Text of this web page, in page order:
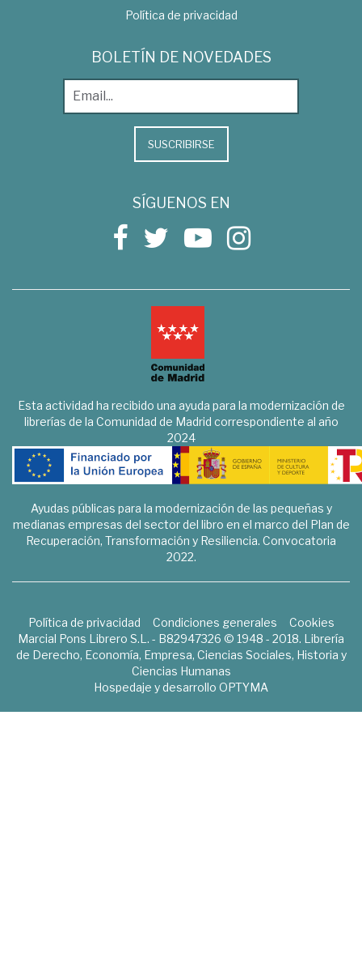
Política de privacidad
BOLETÍN DE NOVEDADES
SUSCRIBIRSE
SÍGUENOS EN
Esta actividad ha recibido una ayuda para la modernización de
librerías de la Comunidad de Madrid correspondiente al año
2024
Ayudas públicas para la modernización de las pequeñas y
medianas empresas del sector del libro en el marco del Plan de
Recuperación, Transformación y Resiliencia. Convocatoria
2022.
Política de privacidad Condiciones generales
Cookies
Marcial Pons Librero S.L. - B82947326 © 1948 - 2018. Librería
de Derecho, Economía, Empresa, Ciencias Sociales, Historia y
Ciencias Humanas
Hospedaje y desarrollo OPTYMA